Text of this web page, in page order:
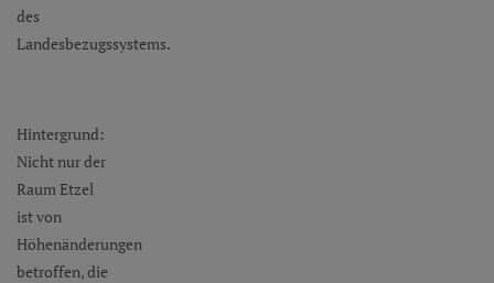
des
Landesbezugssystems.
Hintergrund:
Nicht nur der
Raum Etzel
ist von
Höhenänderungen
betroffen, die